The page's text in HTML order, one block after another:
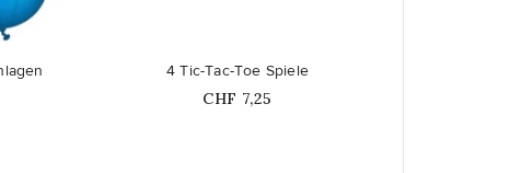
4 Tic-Tac-Toe Spiele
Price
CHF 7,25